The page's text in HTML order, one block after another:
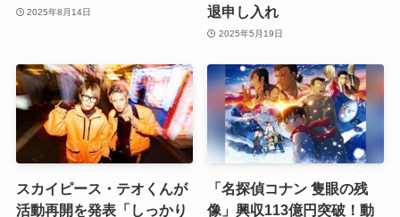
2025年8月14日 退申し入れ
2025年5月19日
スカイピース・テオくんが
活動再開を発表「しっかり
「名探偵コナン 隻眼の残
像」興収113億円突破！動